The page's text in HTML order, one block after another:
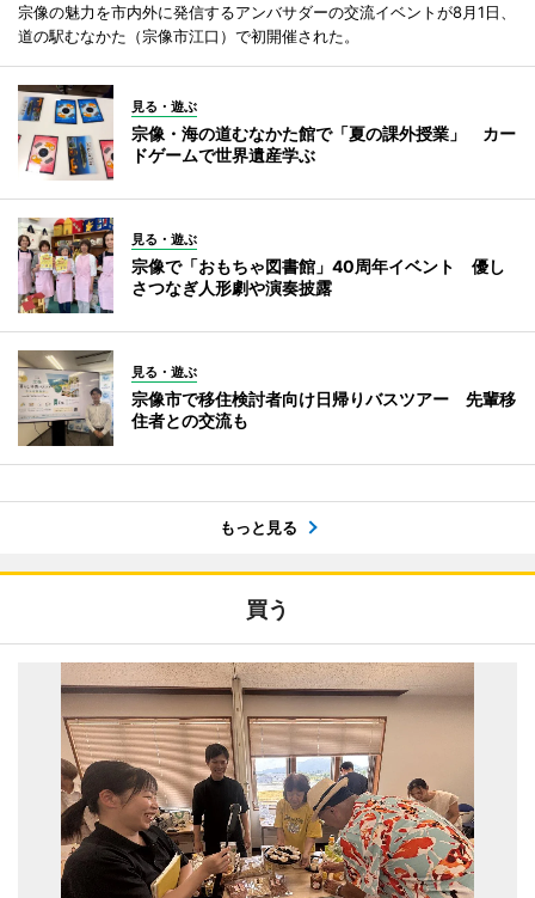
宗像の魅力を市内外に発信するアンバサダーの交流イベントが8月1日、
道の駅むなかた（宗像市江口）で初開催された。
見る・遊ぶ
宗像・海の道むなかた館で「夏の課外授業」 カー
ドゲームで世界遺産学ぶ
見る・遊ぶ
宗像で「おもちゃ図書館」40周年イベント 優し
さつなぎ人形劇や演奏披露
見る・遊ぶ
宗像市で移住検討者向け日帰りバスツアー 先輩移
住者との交流も
もっと見る
買う